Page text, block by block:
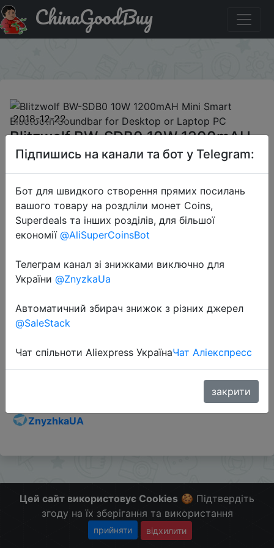
Акція на Blitzwolf BW-SDB0 10W 1200mAH Mini Smart
Bluetooth Soundbar for Desktop or Laptop PC
ChinaGoodBuy
2018-12-22
Blitzwolf BW-SDB0 10W 1200mAH
Mini Smart Bluetooth Soundbar for
Desktop or Laptop PC
$24.99
BangGood
Слідкуйте за знижками на мобільному, в телеграм
ZnyzhkaUA
Цей сайт використовує Cookies 🍪 Підтвердіть
згоду на їх зберігання та використання
прийняти відхилити
Підпишись на канали та бот у Telegram:
Бот для швидкого створення прямих посилань
вашого товару на роздліли монет Coins,
Superdeals та інших розділів, для більшої
економії @AliSuperCoinsBot
Телеграм канал зі знижками виключно для
України @ZnyzkaUa
Автоматичний збирач знижок з різних джерел
@SaleStack
Чат спільноти Aliexpress УкраїнаЧат Аліекспресс
закрити